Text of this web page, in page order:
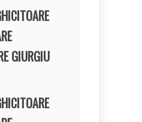
GIURGIU